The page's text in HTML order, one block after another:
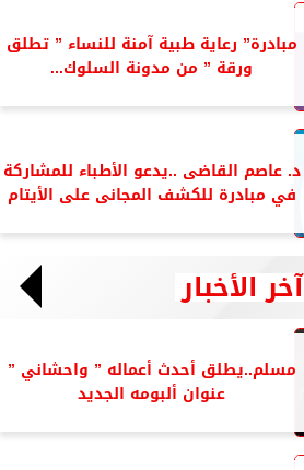
مبادرة” رعاية طبية آمنة للنساء ” تطلق
ورقة ” من مدونة السلوك...
د. عاصم القاضى ..يدعو الأطباء للمشاركة
في مبادرة للكشف المجانى على الأيتام
آخر الأخبار
مسلم..يطلق أحدث أعماله ” واحشاني ”
عنوان ألبومه الجديد